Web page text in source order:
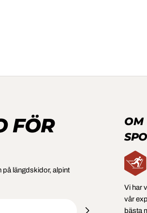
FÖR
på längdskidor, alpint
OM
Vi har
vår
bästa